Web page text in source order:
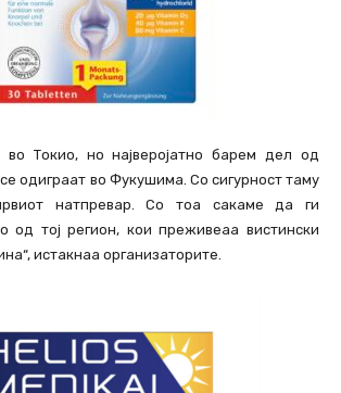
во Токио, но најверојатно барем дел од
одиграат во Фукушима. Со сигурност таму
натпревар. Со тоа сакаме да ги
од тој регион, кои преживеаа вистински
истакнаа организаторите.